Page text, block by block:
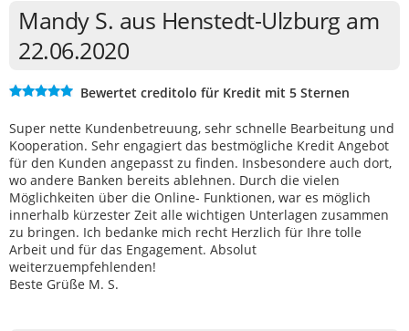
Mandy S. aus Henstedt-Ulzburg am
22.06.2020
Bewertet creditolo für Kredit mit 5 Sternen
Super nette Kundenbetreuung, sehr schnelle Bearbeitung und
Kooperation. Sehr engagiert das bestmögliche Kredit Angebot
für den Kunden angepasst zu finden. Insbesondere auch dort,
wo andere Banken bereits ablehnen. Durch die vielen
Möglichkeiten über die Online- Funktionen, war es möglich
innerhalb kürzester Zeit alle wichtigen Unterlagen zusammen
zu bringen. Ich bedanke mich recht Herzlich für Ihre tolle
Arbeit und für das Engagement. Absolut
weiterzuempfehlenden!
Beste Grüße M. S.